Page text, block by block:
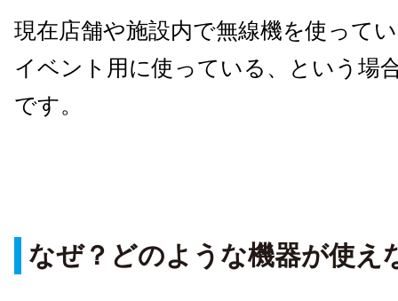
現在店舗や施設内で無線機を使って
イベント用に使っている、という場
です。
なぜ？どのような機器が使え